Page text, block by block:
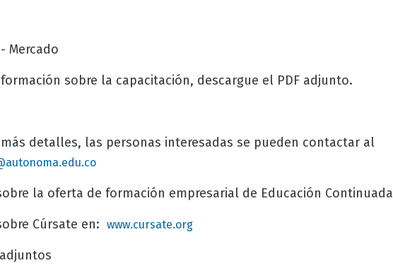
Mercado
sobre la capacitación, descargue el PDF adjunto.
más detalles, las personas interesadas se pueden contactar al
la oferta de formación empresarial de Educación Continuada
Cúrsate en: www.cursate.org